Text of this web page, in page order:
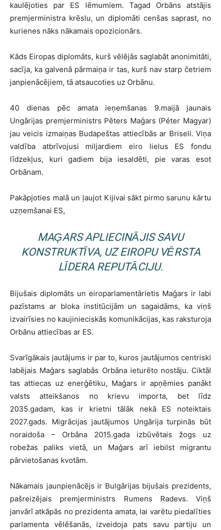
kaulējoties par ES lēmumiem. Tagad Orbāns atstājis
premjerministra krēslu, un diplomāti cenšas saprast, no
kurienes nāks nākamais opozicionārs.
Kāds Eiropas diplomāts, kurš vēlējās saglabāt anonimitāti,
sacīja, ka galvenā pārmaiņa ir tas, kurš nav starp četriem
janpienācējiem, tā atsaucoties uz Orbānu.
40 dienas pēc amata ieņemšanas 9.maijā jaunais
Ungārijas premjerministrs Pēters Maģars (Péter Magyar)
jau veicis izmaiņas Budapeštas attiecībās ar Briseli. Viņa
valdība atbrīvojusi miljardiem eiro lielus ES fondu
līdzekļus, kuri gadiem bija iesaldēti, pie varas esot
Orbānam.
Pakāpjoties malā un ļaujot Kijivai sākt pirmo sarunu kārtu
uzņemšanai ES,
MAĢARS APLIECINĀJIS SAVU
KONSTRUKTĪVA, UZ EIROPU VĒRSTA
LĪDERA REPUTĀCIJU.
Bijušais diplomāts un eiroparlamentārietis Maģars ir labi
pazīstams ar bloka institūcijām un sagaidāms, ka viņš
izvairīsies no kaujinieciskās komunikācijas, kas raksturoja
Orbānu attiecības ar ES.
Svarīgākais jautājums ir par to, kuros jautājumos centriski
labējais Maģars saglabās Orbāna ieturēto nostāju. Ciktāl
tas attiecas uz enerģētiku, Maģars ir apņēmies panākt
valsts atteikšanos no krievu importa, bet līdz
2035.gadam, kas ir krietni tālāk nekā ES noteiktais
2027.gads. Migrācijas jautājumos Ungārija turpinās būt
noraidoša – Orbāna 2015.gada izbūvētais žogs uz
robežas paliks vietā, un Maģars arī iebilst migrantu
pārvietošanas kvotām.
Nākamais jaunpienācējs ir Bulgārijas bijušais prezidents,
pašreizējais premjerministrs Rumens Radevs. Viņš
janvārī atkāpās no prezidenta amata, lai varētu piedalīties
parlamenta vēlēšanās, izveidoja pats savu partiju un